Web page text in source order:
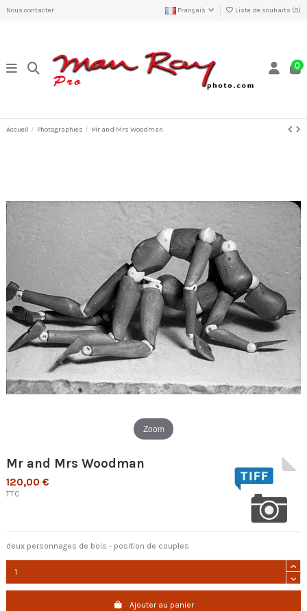
Nous contacter Français Liste de souhaits (0)
0
Accueil Photographies Mr and Mrs Woodman
Zoom
Mr and Mrs Woodman
120,00 €
TTC
deux personnages de bois - position de couples
Ajouter au panier